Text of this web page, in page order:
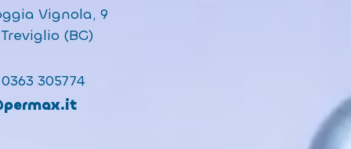
Vignola, 9
(BG)
305774